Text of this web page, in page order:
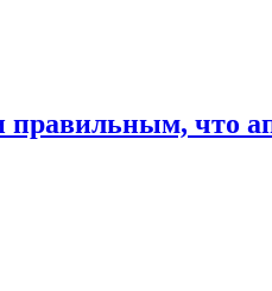
правильным, что